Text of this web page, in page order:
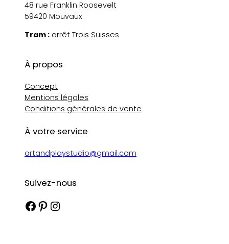
48 rue Franklin Roosevelt
59420 Mouvaux
Tram : arrêt Trois Suisses
À propos
Concept
Mentions légales
Conditions générales de vente
À votre service
artandplaystudio@gmail.com
Suivez-nous
Facebook Pinterest Instagram